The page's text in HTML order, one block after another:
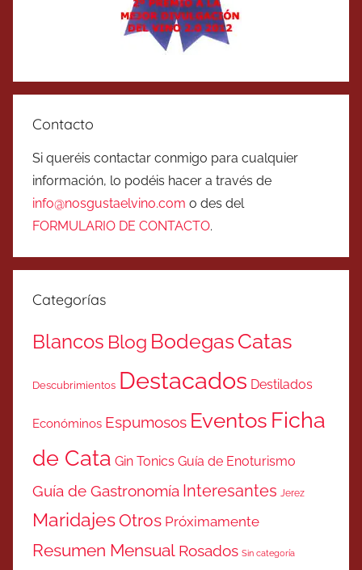
Contacto
Si queréis contactar conmigo para cualquier
información, lo podéis hacer a través de
info@nosgustaelvino.com o des del
FORMULARIO DE CONTACTO.
Categorías
Blancos Blog BodegasCatas
Descubrimientos Destacados Destilados
Económinos Espumosos Eventos Ficha
de Cata Gin Tonics Guía de Enoturismo
Guía de Gastronomía Interesantes Jerez
MaridajesOtros Próximamente
Resumen Mensual Rosados Sin categoría